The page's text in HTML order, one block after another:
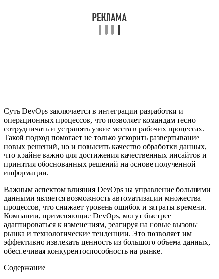
Суть DevOps заключается в интеграции разработки и
операционных процессов, что позволяет командам тесно
сотрудничать и устранять узкие места в рабочих процессах.
Такой подход помогает не только ускорить развертывание
новых решений, но и повысить качество обработки данных,
что крайне важно для достижения качественных инсайтов и
принятия обоснованных решений на основе полученной
информации.
Важным аспектом влияния DevOps на управление большими
данными является возможность автоматизации множества
процессов, что снижает уровень ошибок и затраты времени.
Компании, применяющие DevOps, могут быстрее
адаптироваться к изменениям, реагируя на новые вызовы
рынка и технологические тенденции. Это позволяет им
эффективно извлекать ценность из большого объема данных,
обеспечивая конкурентоспособность на рынке.
Содержание